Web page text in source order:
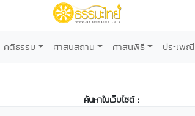
คติธรรม ศาสนสถาน ศาสนพิธี ประเพณี
ค้นหาในเว็บไซต์ :